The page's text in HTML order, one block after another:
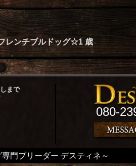
レンチブルドッグ☆1 歳
まで
080-
門ブリーダー デスティネ～